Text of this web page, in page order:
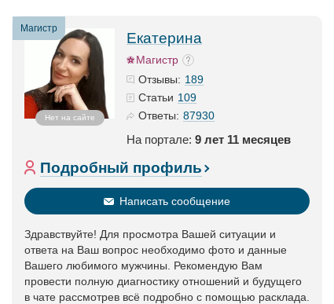
Магистр
Нет на сайте
Екатерина
Магистр
Отзывы: 189
Статьи 109
Ответы: 87930
На портале: 9 лет 11 месяцев
Подробный профиль
Написать сообщение
Здравствуйте! Для просмотра Вашей ситуации и
ответа на Ваш вопрос необходимо фото и данные
Вашего любимого мужчины. Рекомендую Вам
провести полную диагностику отношений и будущего
в чате рассмотрев всё подробно с помощью расклада.